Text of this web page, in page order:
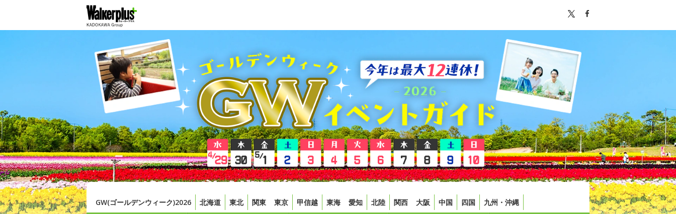
GW(ゴールデンウィーク)2026 北海道 東北 関東 東京 甲信越 東海 愛知 北陸 関西 大阪 中国 四国 九州・沖縄